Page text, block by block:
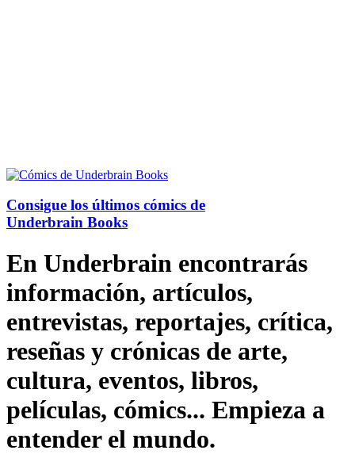
Consigue los últimos cómics de
Underbrain Books
En Underbrain encontrarás
información, artículos,
entrevistas, reportajes, crítica,
reseñas y crónicas de arte,
cultura, eventos, libros,
películas, cómics... Empieza a
entender el mundo.